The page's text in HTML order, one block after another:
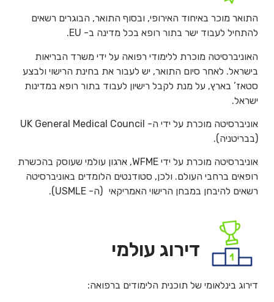
התואר מוכר באיחוד האירופי, ובסוף התואר, הבוגרים רשאים
להתחיל לעבוד ישר בתור רופא בכל מדינה ב- EU.
האוניברסיטה מוכרת ללימודי רפואה על ידי משרד הבריאות
בישראל. לאחר סיום התואר, יש לעבור את בחינת הרישוי ולבצע
סטאז’ בארץ, על מנת לקבל רישיון לעבוד בתור רופא במדינות
ישראל.
אוניברסיטה מוכרת על ידי ה- UK General Medical Council
(בבריטניה).
אוניברסיטה מוכרת על ידי WFME, ארגון עולמי שעוסק בהכשרת
רופאים ברחבי העולם. ולכן, סטודנטים הלומדים באוניברסיטה
רשאים להיבחן במבחן הרישוי האמריקאי (ה- USMLE).
דירוג עולמי
דירוג בינלאומי של תוכנית הלימודים ברפואה: